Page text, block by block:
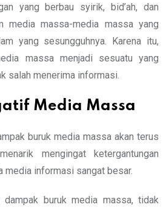
yang berbau syirik, bid’ah, dan
media massa-media massa yang
yang sesungguhnya. Karena itu,
massa menjadi sesuatu yang
salah menerima informasi.
Media Massa
buruk media massa akan terus
mengingat ketergantungan
media informasi sangat besar.
dampak buruk media massa, tidak